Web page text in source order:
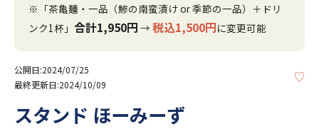
※「茶亀麺・一品（鯵の南蛮漬け or 季節の一品）＋ドリ
ンク1杯」 合計1,950円 → 税込1,500円に変更可能
公開日:2024/07/25
最終更新日:2024/10/09
スタンド ほーみーず